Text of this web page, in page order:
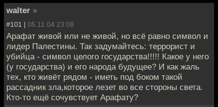
walter »
#101 | 05.11.04 23:08
Арафат живой или не живой, но всё равно символ и
лидер Палестины. Так задумайтесь: террорист и
убийца - символ целого государства!!!!! Какое у него
(у государства) и его народа будущее? И как жаль
тех, кто живёт рядом - иметь под боком такой
рассадник зла,которое лезет во все стороны света.
Кто-то ещё сочувствует Арафату?